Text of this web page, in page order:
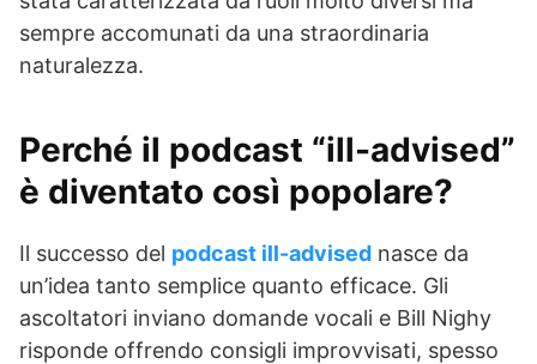
sempre accomunati da una straordinaria
naturalezza.
Perché il podcast “ill-advised”
è diventato così popolare?
Il successo del podcast ill-advised nasce da
un’idea tanto semplice quanto efficace. Gli
ascoltatori inviano domande vocali e Bill Nighy
risponde offrendo consigli improvvisati, spesso